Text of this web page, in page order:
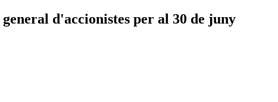
d'accionistes per al 30 de juny